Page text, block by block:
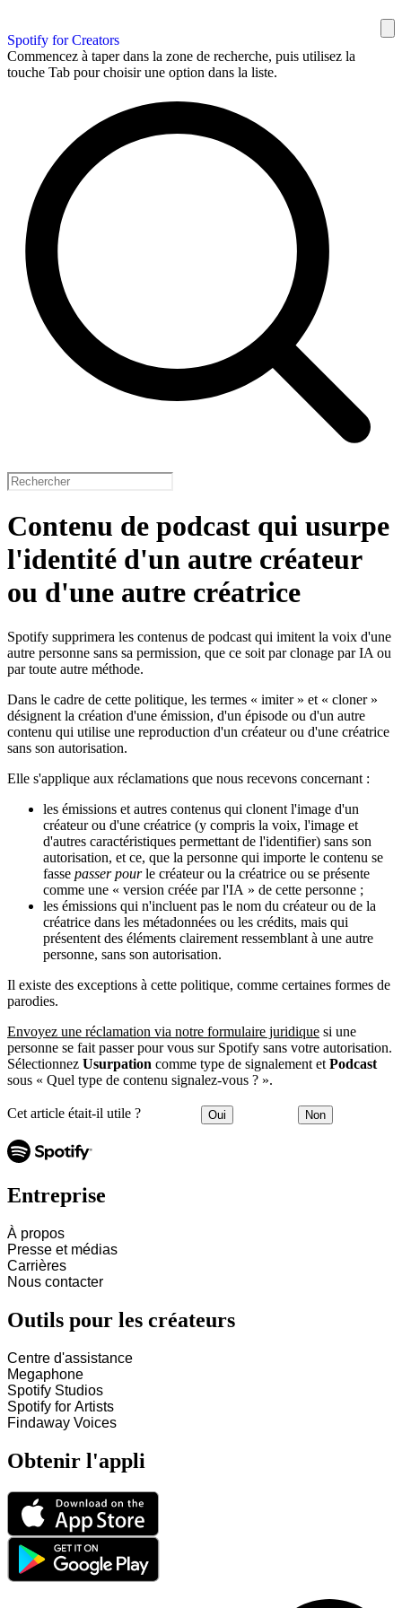
Spotify for Creators
Commencez à taper dans la zone de recherche, puis utilisez la
touche Tab pour choisir une option dans la liste.
Contenu de podcast qui usurpe
l'identité d'un autre créateur
ou d'une autre créatrice
Spotify supprimera les contenus de podcast qui imitent la voix d'une
autre personne sans sa permission, que ce soit par clonage par IA ou
par toute autre méthode.
Dans le cadre de cette politique, les termes « imiter » et « cloner »
désignent la création d'une émission, d'un épisode ou d'un autre
contenu qui utilise une reproduction d'un créateur ou d'une créatrice
sans son autorisation.
Elle s'applique aux réclamations que nous recevons concernant :
les émissions et autres contenus qui clonent l'image d'un
créateur ou d'une créatrice (y compris la voix, l'image et
d'autres caractéristiques permettant de l'identifier) sans son
autorisation, et ce, que la personne qui importe le contenu se
fasse passer pourle créateur ou la créatrice ou se présente
comme une « version créée par l'IA » de cette personne ;
les émissions qui n'incluent pas le nom du créateur ou de la
créatrice dans les métadonnées ou les crédits, mais qui
présentent des éléments clairement ressemblant à une autre
personne, sans son autorisation.
Il existe des exceptions à cette politique, comme certaines formes de
parodies.
Envoyez une réclamation via notre formulaire juridique si une
personne se fait passer pour vous sur Spotify sans votre autorisation.
Sélectionnez Usurpation comme type de signalement et Podcast
sous « Quel type de contenu signalez-vous ? ».
Cet article était-il utile ? Oui Non
Entreprise
À propos
Presse et médias
Carrières
Nous contacter
Outils pour les créateurs
Centre d'assistance
Megaphone
Spotify Studios
Spotify for Artists
Findaway Voices
Obtenir l'appli